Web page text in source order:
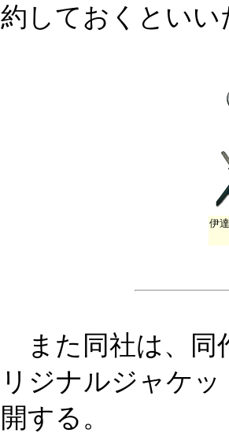
約しておくといい
伊
また同社は、同
リジナルジャケ
開する。